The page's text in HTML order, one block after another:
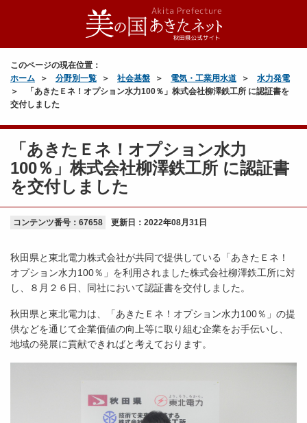
このページの現在位置：
ホーム
分野別一覧 社会基盤 電気・工業用水道
水力発電
「あきたＥネ！オプション水力100％」株式会社柳澤鉄工所 に認証書を
交付しました
「あきたＥネ！オプション水力
100％」株式会社柳澤鉄工所 に認証書
を交付しました
コンテンツ番号：67658 更新日： 2022年08月31日
秋田県と東北電力株式会社が共同で提供している「あきたＥネ！
オプション水力100％」を利用されました株式会社柳澤鉄工所に対
し、８月２６日、同社において認証書を交付しました。
秋田県と東北電力は、「あきたＥネ！オプション水力100％」の提
供などを通じて企業価値の向上等に取り組む企業をお手伝いし、
地域の発展に貢献できればと考えております。